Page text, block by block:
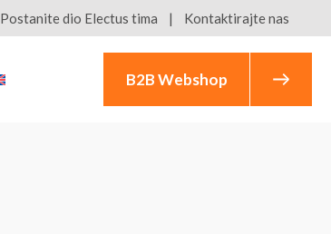
Postanite dio Electus tima Kontaktirajte nas
B2B Webshop